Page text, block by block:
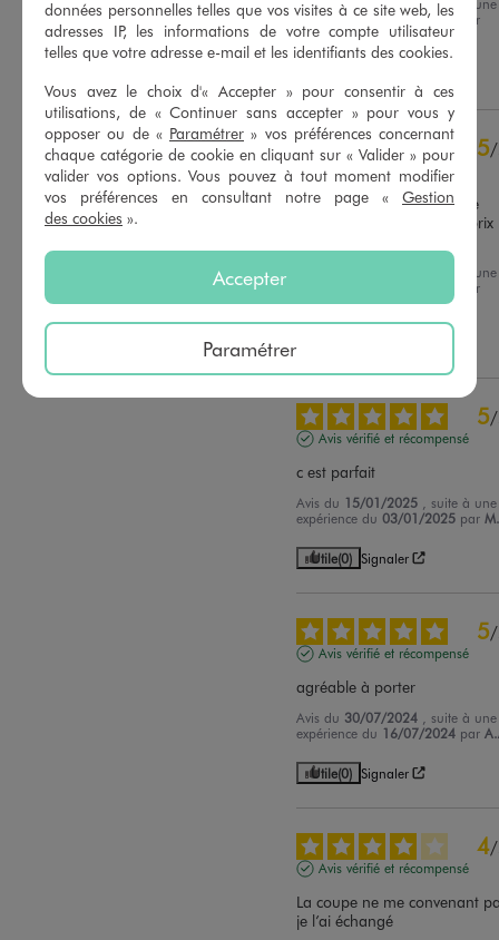
Basé sur5 avis soumis à un
contrôle
Voir tous les avis sur ce site
5étoiles
4
4étoiles
1
3étoiles
0
2étoiles
0
1étoile 0
Trier les avis
expérience du17/06/2025
par
Sandrine G.
5/
Avis vérifié et récompensé
Fidèle à la photo de bonne
qualité et rapport qualité prix
, suite à une
par
Corinne C.
5/
Avis vérifié et récompensé
c est parfait
Avis du 15/01/2025
, suite à une
expérience du03/01/2025 par
Utile(0) Signaler
5/
Avis vérifié et récompensé
agréable à porter
Avis du 30/07/2024
, suite à une
expérience du 16/07/2024 par
Utile(0) Signaler
4/
Avis vérifié et récompensé
La coupe ne me convenant
je l’ai échangé
données personnelles telles que vos visites à ce site web, les
adresses IP, les informations de votre compte utilisateur
telles que votre adresse e-mail et les identifiants des cookies.
Vous avez le choix d'« Accepter » pour consentir à ces
utilisations, de « Continuer sans accepter » pour vous y
opposer ou de « Paramétrer » vos préférences concernant
chaque catégorie de cookie en cliquant sur « Valider » pour
valider vos options. Vous pouvez à tout moment modifier
vos préférences en consultant notre page « Gestion
des cookies ».
Accepter
Paramétrer